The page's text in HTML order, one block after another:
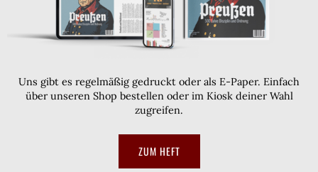
Uns gibt es regelmäßig gedruckt oder als E-Paper. Einfach
über unseren Shop bestellen oder im Kiosk deiner Wahl
zugreifen.
ZUM HEFT